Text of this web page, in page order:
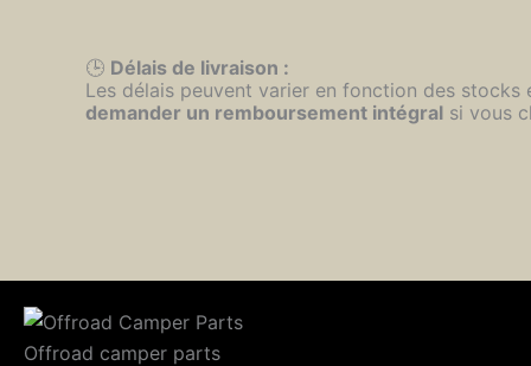
🕒 Délais de livraison :
Les délais peuvent varier en fonction des
demander un remboursement intégral si vous
Offroad camper parts